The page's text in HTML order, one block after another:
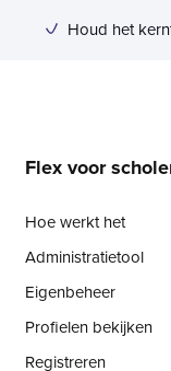
Houd het
Flex voor
Hoe werkt het
Administratietool
Eigenbeheer
Profielen bekijken
Registreren